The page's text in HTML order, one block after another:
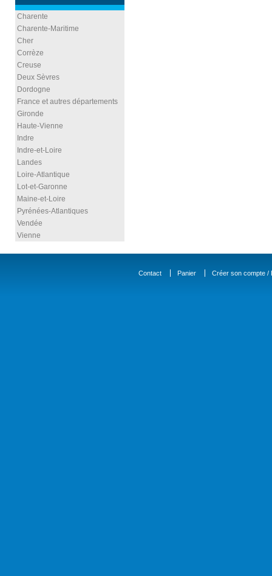
Charente
Charente-Maritime
Cher
Corrèze
Creuse
Deux Sèvres
Dordogne
France et autres départements
Gironde
Haute-Vienne
Indre
Indre-et-Loire
Landes
Loire-Atlantique
Lot-et-Garonne
Maine-et-Loire
Pyrénées-Atlantiques
Vendée
Vienne
Contact Panier Créer son compte /